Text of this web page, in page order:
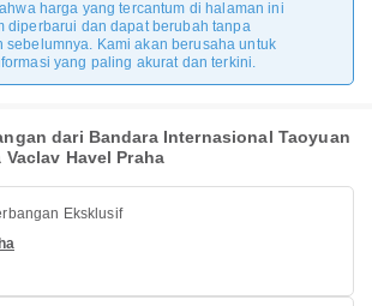
harga yang tercantum di halaman ini
diperbarui dan dapat berubah tanpa
sebelumnya. Kami akan berusaha untuk
yang paling akurat dan terkini.
dari Bandara Internasional Taoyuan
Havel Praha
Eksklusif